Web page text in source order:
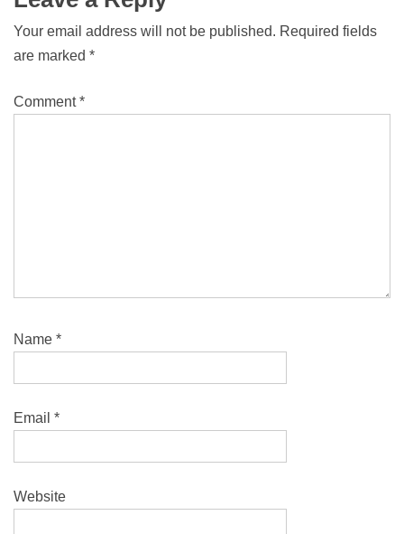
Your email address will not be published. Required fields
are marked *
Comment*
Name *
Email *
Website